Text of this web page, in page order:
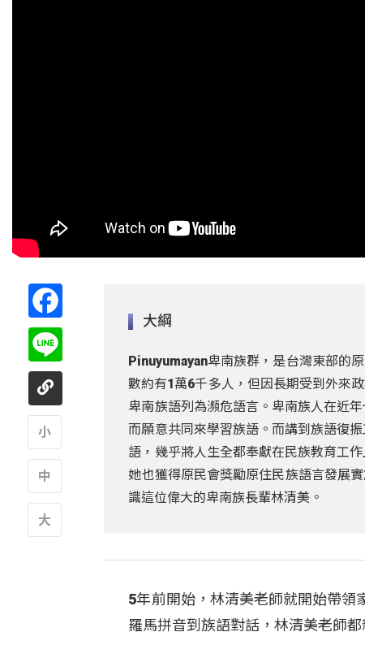
大綱
Pinuyumayan卑南族群，是台灣東部的
數約有1萬6千多人，但因長期受到外來
卑南族語列為瀕危語言。卑南族人在近
而願意共同來學習族語。而講到族語復
語，幾乎將人生全都奉獻在民族教育工
她也獲得原民會獎勵原住民族語言發展
識這位偉大的卑南族長輩林清美。
5年前開始，林清美老師就開始帶領
羅馬拼音到族語對話，林清美老師